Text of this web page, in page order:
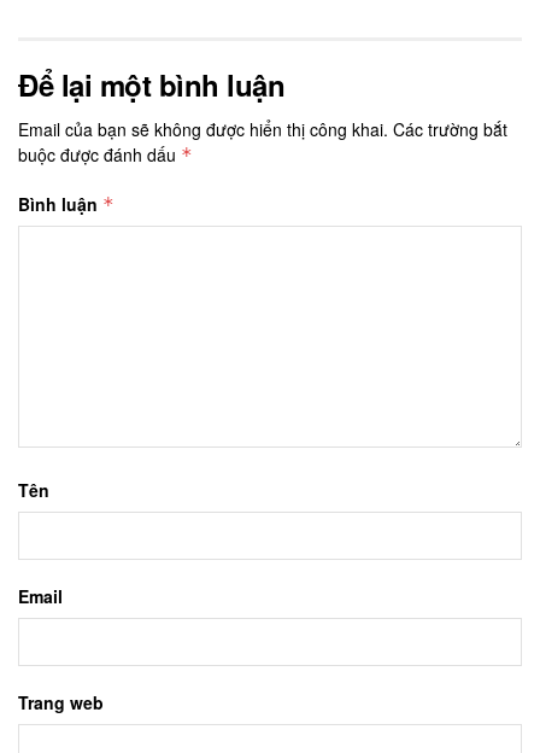
Để lại một bình luận
Email của bạn sẽ không được hiển thị công khai. Các trường bắt
buộc được đánh dấu *
Bình luận *
Tên
Email
Trang web